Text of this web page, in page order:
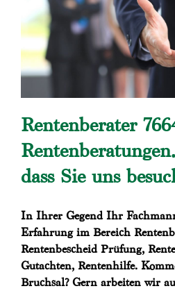
Rentenberater
dass Sie uns
In Ihrer Gegend Ihr
Erfahrung im Bereich
Rentenbescheid Prüfung,
Gutachten, Rentenhilfe.
Bruchsal? Gern arbeiten wir